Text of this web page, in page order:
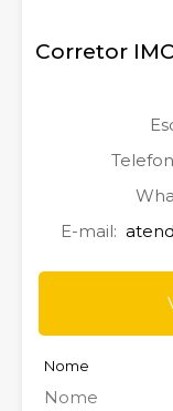
Corretor
E-mail:
Nome